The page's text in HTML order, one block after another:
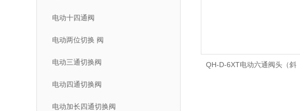
电动十四通阀
电动两位切换 阀
电动三通切换阀
电动四通切换阀
电动加长四通切换阀
QH-D-6XT电动六通阀头（斜